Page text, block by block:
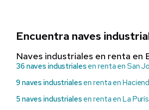
Encuentra naves
Naves industriales en renta en
36 naves industriales en renta en San
9 naves industriales en renta en
5 naves industriales en renta en La